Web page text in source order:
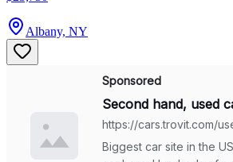
Albany, NY